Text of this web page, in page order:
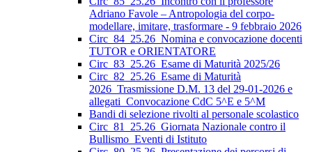
Adriano Favole – Antropologia del corpo-
modellare, imitare, trasformare - 9 febbraio 2026
Circ_84_25.26_Nomina e convocazione docenti
TUTOR e ORIENTATORE
Circ_83_25.26_Esame di Maturità 2025/26
Circ_82_25.26_Esame di Maturità
2026_Trasmissione D.M. 13 del 29-01-2026 e
allegati_Convocazione CdC 5^E e 5^M
Bandi di selezione rivolti al personale scolastico
Circ_81_25.26_Giornata Nazionale contro il
Bullismo_Eventi di Istituto